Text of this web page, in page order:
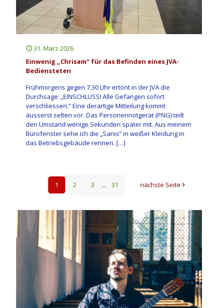
31. März 2026
Einwenig „Chrisam“ für das Befinden eines JVA-
Bediensteten
Frühmorgens gegen 7.30 Uhr ertönt in der JVA die
Durchsage: „EINSCHLUSS! Alle Gefangen sofort
verschliessen.“ Eine derartige Mitteilung kommt
äusserst selten vor. Das Personennotgerät (PNG) teilt
den Umstand wenige Sekunden später mit. Aus meinem
Bürofenster sehe ich die „Sanis“ in weißer Kleidung in
das Betriebsgebäude rennen. […]
1 2 3 ... 31 nächste Seite